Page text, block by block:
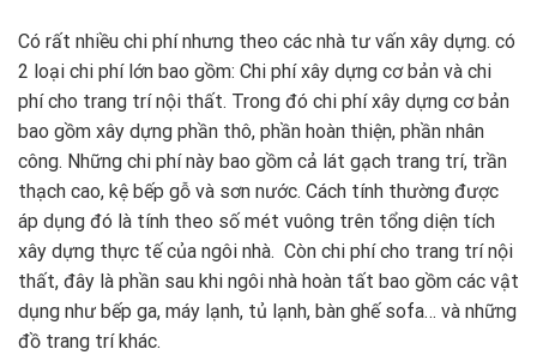
Có rất nhiều chi phí nhưng theo các nhà tư vấn xây dựng. có
2 loại chi phí lớn bao gồm: Chi phí xây dựng cơ bản và chi
phí cho trang trí nội thất. Trong đó chi phí xây dựng cơ bản
bao gồm xây dựng phần thô, phần hoàn thiện, phần nhân
công. Những chi phí này bao gồm cả lát gạch trang trí, trần
thạch cao, kệ bếp gỗ và sơn nước. Cách tính thường được
áp dụng đó là tính theo số mét vuông trên tổng diện tích
xây dựng thực tế của ngôi nhà. Còn chi phí cho trang trí nội
thất, đây là phần sau khi ngôi nhà hoàn tất bao gồm các vật
dụng như bếp ga, máy lạnh, tủ lạnh, bàn ghế sofa… và những
đồ trang trí khác.